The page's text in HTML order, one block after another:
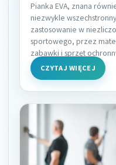
Pianka EVA, znana
niezwykle
zastosowanie w
sportowego, przez
zabawki i sprzęt
CZYTAJ WIĘCEJ